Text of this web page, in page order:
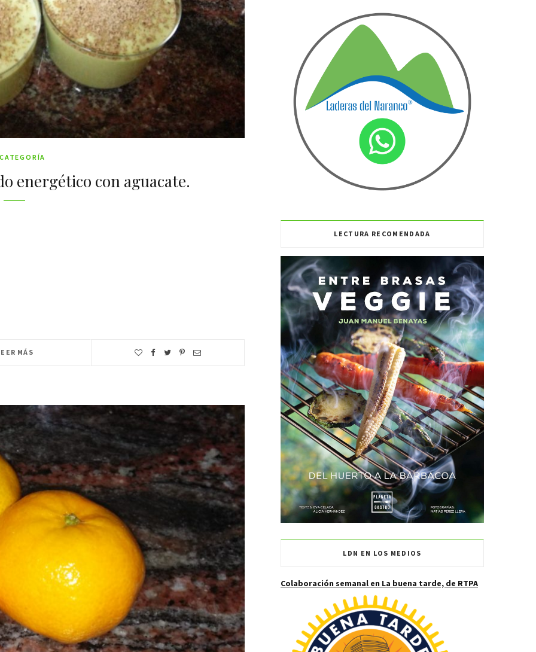
energético con aguacate.
MÁS
LECTURA RECOMENDADA
LDN EN LOS MEDIOS
Colaboración semanal en La buena tarde, de RTPA